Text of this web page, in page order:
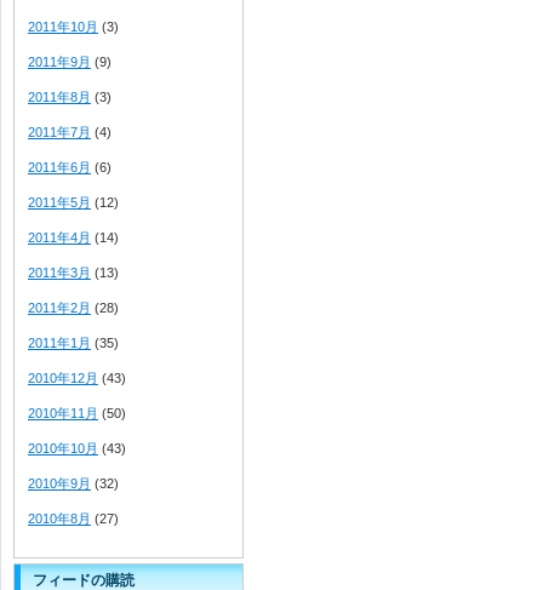
2011年10月 (3)
2011年9月 (9)
2011年8月 (3)
2011年7月 (4)
2011年6月 (6)
2011年5月 (12)
2011年4月 (14)
2011年3月 (13)
2011年2月 (28)
2011年1月 (35)
2010年12月 (43)
2010年11月 (50)
2010年10月 (43)
2010年9月 (32)
2010年8月 (27)
フィードの購読